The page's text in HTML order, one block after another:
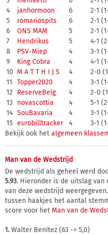
4
janhormoon 6
2-1
5
romariospits 6
2-1
6
ONS MAM 5
2-1
7
Hendrikus 5
4-1
8
PSV-Miep 4
3-1
9
King Cobra 4
4-1
10 M A T T H I J S 4
2-0
11
Topper2020 4
3-1
12 ReserveBelg 4
2-0
13 novascottia 4
5-1
14 SouBavaria 4
3-1
15 eurobilltracker 4
3-1
Bekijk ook het algemeen
Man van de Wedstrijd
De wedstrijd als geheel werd
5.93. Hieronder is de uitslag van
van deze wedstrijd
tussen haakjes het aantal
score voor het Man van de
1.Walter Benítez (63 -> 5,0)